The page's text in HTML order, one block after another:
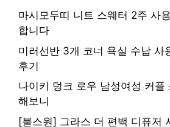
마시모두띠 니트 스웨터 2주 사
합니다
미러선반 3개 코너 욕실 수납 사
후기
나이키 덩크 로우 남성여성 커플
해보니
[불스원] 그라스 더 편백 디퓨저